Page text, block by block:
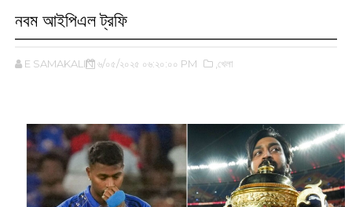
নবম আইপিএল ট্রফি
E SAMAKALIN ৬/০৫/২০২৫ ০৬:২০:০০ PM ,খেলা